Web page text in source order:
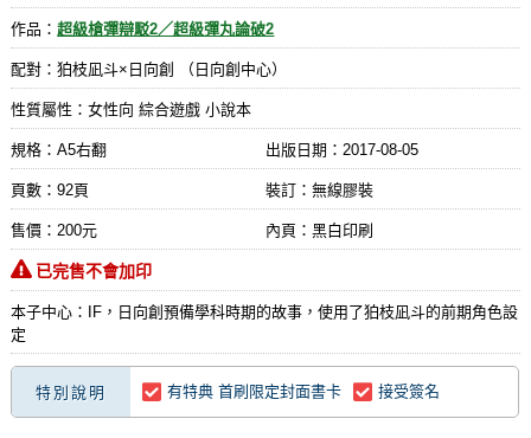
作品：超級槍彈辯駁2／超級彈丸論破2
配對：狛枝凪斗×日向創 （日向創中心）
性質屬性：女性向 綜合遊戲 小說本
規格：A5右翻 出版日期： 2017-08-05
頁數：92頁 裝訂：無線膠裝
售價：200元 內頁：黑白印刷
已完售不會加印
本子中心：IF，日向創預備學科時期的故事，使用了狛枝凪斗的前期角色設
定
特別說明 有特典 首刷限定封面書卡 接受簽名